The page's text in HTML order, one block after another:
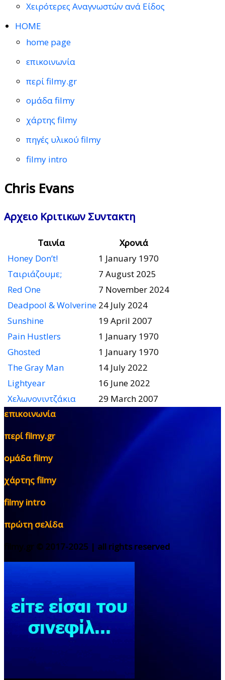
Χειρότερες Αναγνωστών ανά Είδος
HOME
home page
επικοινωνία
περί filmy.gr
ομάδα filmy
χάρτης filmy
πηγές υλικού filmy
filmy intro
Chris Evans
Αρχειο Κριτικων Συντακτη
Ταινία
Χρονιά
Honey Don’t!
1 January 1970
Ταιριάζουμε;
7 August 2025
Red One
7 November 2024
Deadpool & Wolverine 24 July 2024
Sunshine
19 April 2007
Pain Hustlers
1 January 1970
Ghosted
1 January 1970
The Gray Man
14 July 2022
Lightyear
16 June 2022
Χελωνονιντζάκια
29 March 2007
επικοινωνία
περί filmy.gr
ομάδα filmy
χάρτης filmy
filmy intro
πρώτη σελίδα
filmy.gr © 2017-2025 | all rights reserved